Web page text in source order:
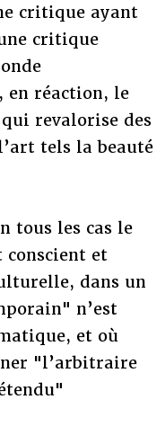
critique ayant
critique
en réaction, le
revalorise des
tels la beauté
tous les cas le
conscient et
dans un
n’est
et où
"l’arbitraire